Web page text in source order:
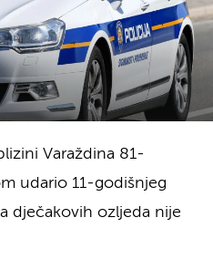
Varaždina 81-
udario 11-godišnjeg
dječakovih ozljeda nije